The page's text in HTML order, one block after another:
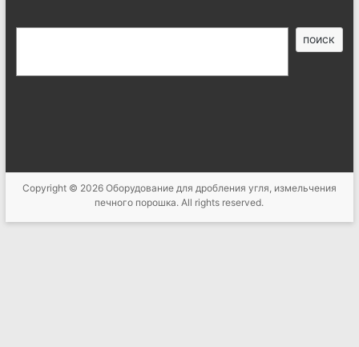
поиск
Copyright © 2026 Оборудование для дробления угля, измельчения
печного порошка. All rights reserved.